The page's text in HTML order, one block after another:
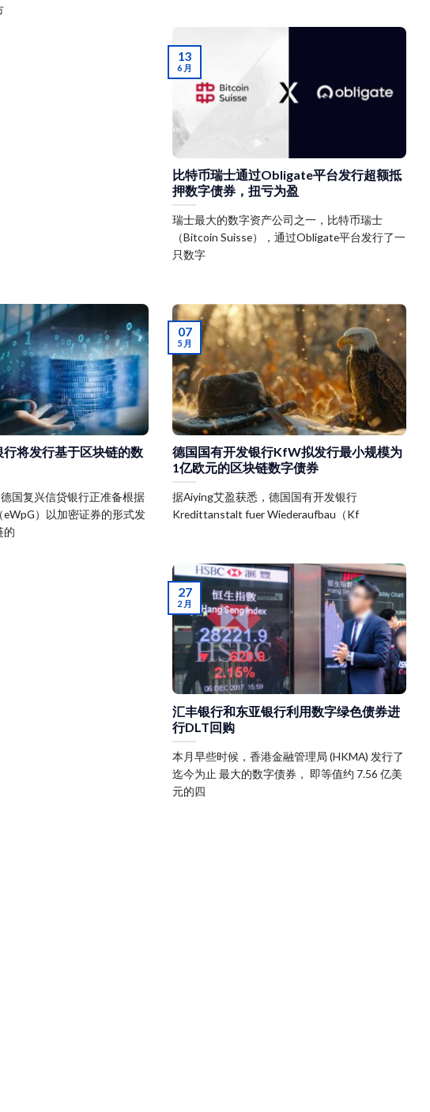
比特币瑞士通过Obligate平台发行超额抵
押数字债券，扭亏为盈
瑞士最大的数字资产公司之一，比特币瑞士
（Bitcoin Suisse），通过Obligate平台发行了一
只数字
13
6 月
将发行基于区块链的数
国复兴信贷银行正准备根据
）以加密证券的形式发
的
德国国有开发银行KfW拟发行最小规模为
1亿欧元的区块链数字债券
据Aiying艾盈获悉，德国国有开发银行
Kredittanstalt fuer Wiederaufbau（Kf
07
5 月
汇丰银行和东亚银行利用数字绿色债券进
行DLT回购
本月早些时候，香港金融管理局 (HKMA) 发行了
迄今为止 最大的数字债券， 即等值约 7.56 亿美
元的四
27
2 月